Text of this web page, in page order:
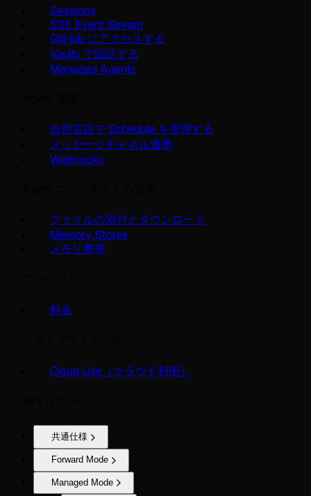
Sessions
SSE Event Stream
GitHub にアクセスする
Vaults で認証する
Managed Agents
自然言語で Schedule を管理する
メッセージチャネル連携
Webhooks
ファイルの添付とダウンロード
Memory Stores
メモリ整理
料金
Cloud Use（クラウド利用）
共通仕様
Forward Mode
Managed Mode